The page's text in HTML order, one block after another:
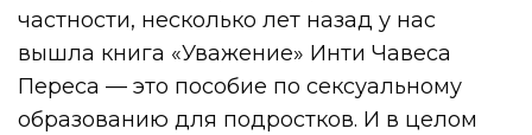
частности, несколько лет назад у нас
вышла книга «Уважение» Инти Чавеса
Переса — это пособие по сексуальному
образованию для подростков. И в целом